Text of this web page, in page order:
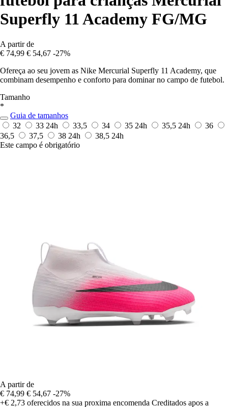
Superfly 11 Academy FG/MG
A partir de
€ 74,99 € 54,67 -27%
Ofereça ao seu jovem as Nike Mercurial Superfly 11 Academy, que
combinam desempenho e conforto para dominar no campo de futebol.
Tamanho
*
Guia de tamanhos
32
33 24h 33,5 34 35 24h 35,5 24h
36
36,5
37,5 38 24h 38,5 24h
Este campo é obrigatório
A partir de
€ 74,99 € 54,67 -27%
+€ 2,73 oferecidos na sua proxima encomenda Creditados apos a